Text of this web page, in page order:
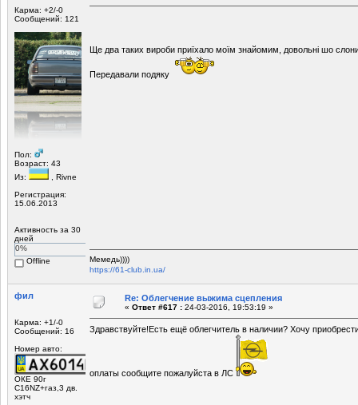
Карма: +2/-0
Сообщений: 121
Пол:
Возраст: 43
Из:
, Rivne
Регистрация:
15.06.2013
Активность за 30
дней
0%
Offline
Ще два таких вироби приїхало моїм знайомим, довольні шо
Передавали подяку
Мемедь))))
https://61-club.in.ua/
фил
Карма: +1/-0
Сообщений: 16
Номер авто:
ОКЕ 90г
С16NZ+газ,3 дв.
хэтч
Re: Облегчение выжима сцепления
« Ответ #617 : 24-03-2016, 19:53:19 »
Здравствуйте!Есть ещё облегчитель в наличии? Хочу
оплаты сообщите пожалуйста в ЛС